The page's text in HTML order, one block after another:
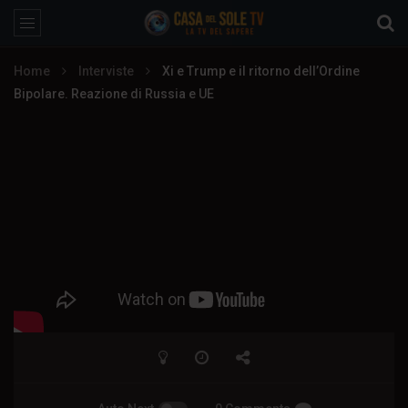
Home Interviste
Xi e Trump e il ritorno dell’Ordine
Bipolare. Reazione di Russia e UE